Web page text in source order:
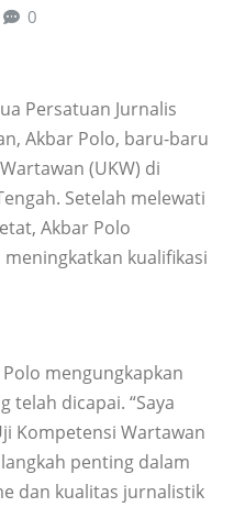
0
Persatuan Jurnalis
Akbar Polo, baru-baru
(UKW) di
Setelah melewati
Akbar Polo
kualifikasi
mengungkapkan
telah dicapai. “Saya
Kompetensi Wartawan
penting dalam
dan kualitas jurnalistik